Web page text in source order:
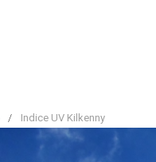
/ Indice UV Kilkenny